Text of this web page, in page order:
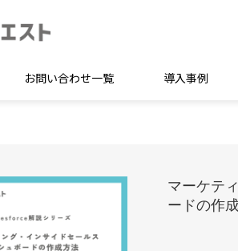
お問い合わせ一覧 導入事例
マーケテ
ードの作